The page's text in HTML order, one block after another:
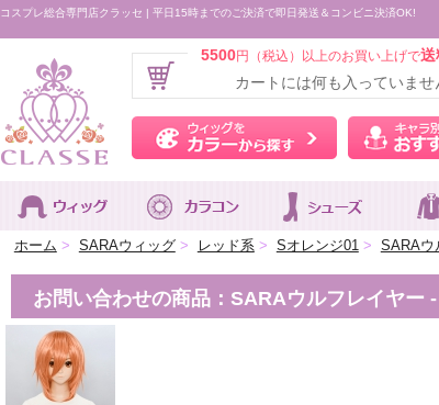
コスプレ総合専門店クラッセ | 平日15時までのご決済で即日発送＆コンビニ決済OK!
5500円（税込）以上のお買い上げで送
カートには何も入っていませ
ウィッグを
ホーム > SARAウィッグ > レッド系 > Sオレンジ01 > SARAウ
お問い合わせの商品：SARAウルフレイヤー